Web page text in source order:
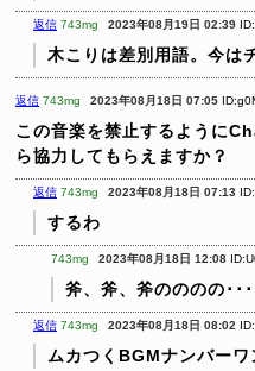
返信 743mg 2023年08月19日 02:39
木こりは差別用語。今は
返信 743mg 2023年08月18日 07:05
この音楽を禁止するように
ら協力してもらえますか？
返信 743mg 2023年08月18日 07:13
するわ
743mg 2023年08月18日 12:08
斧、斧、斧のののの･･･
返信 743mg 2023年08月18日 08:02
ムカつくBGMナンバーワ